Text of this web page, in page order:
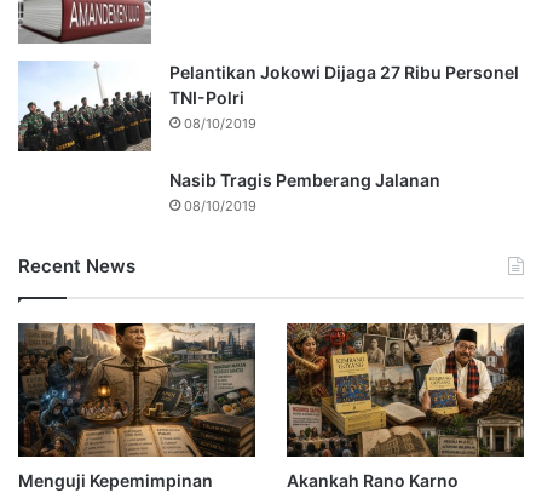
Pelantikan Jokowi Dijaga 27 Ribu Personel
TNI-Polri
08/10/2019
Nasib Tragis Pemberang Jalanan
08/10/2019
Recent News
Menguji Kepemimpinan
Akankah Rano Karno